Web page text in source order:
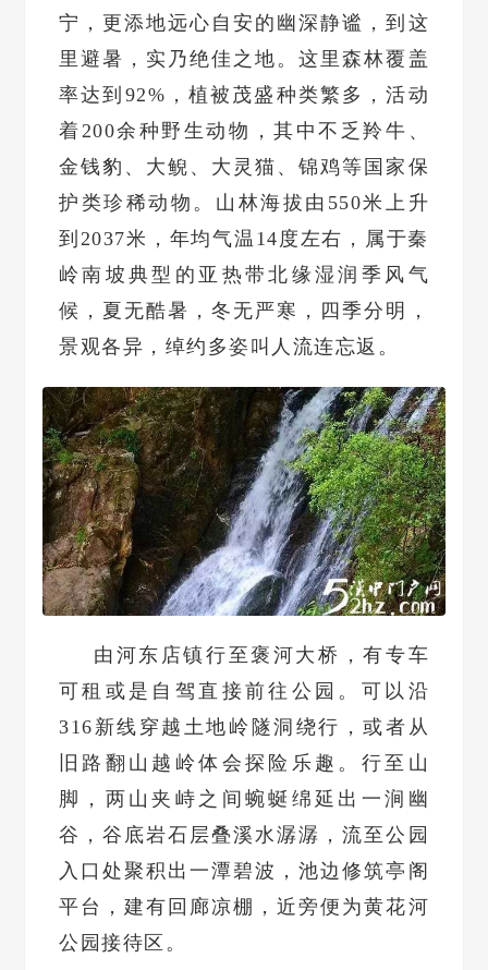
宁，更添地远心自安的幽深静谧，到这
里避暑，实乃绝佳之地。这里森林覆盖
率达到92%，植被茂盛种类繁多，活动
着200余种野生动物，其中不乏羚牛、
金钱豹、大鲵、大灵猫、锦鸡等国家保
护类珍稀动物。山林海拔由550米上升
到2037米，年均气温14度左右，属于秦
岭南坡典型的亚热带北缘湿润季风气
候，夏无酷暑，冬无严寒，四季分明，
景观各异，绰约多姿叫人流连忘返。
由河东店镇行至褒河大桥，有专车
可租或是自驾直接前往公园。可以沿
316新线穿越土地岭隧洞绕行，或者从
旧路翻山越岭体会探险乐趣。行至山
脚，两山夹峙之间蜿蜒绵延出一涧幽
谷，谷底岩石层叠溪水潺潺，流至公园
入口处聚积出一潭碧波，池边修筑亭阁
平台，建有回廊凉棚，近旁便为黄花河
公园接待区。